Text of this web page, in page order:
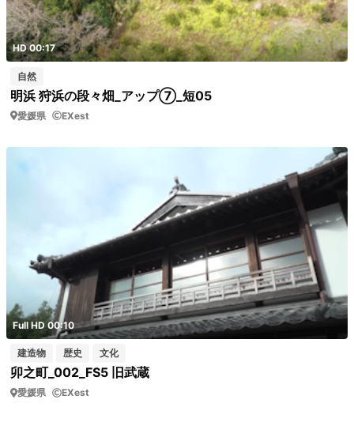
HD 00:17
自然
明浜 狩浜の段々畑_アップ⑦_短05
愛媛県 EXest
Full HD 00:10
建造物 歴史 文化
卯之町_002_FS5 旧武蔵
愛媛県 EXest